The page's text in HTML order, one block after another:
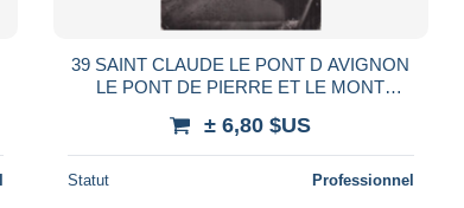
39 SAINT CLAUDE LE PONT D AVIGNON
LE PONT DE PIERRE ET LE MONT
± 6,80 $US
Statut Professionnel